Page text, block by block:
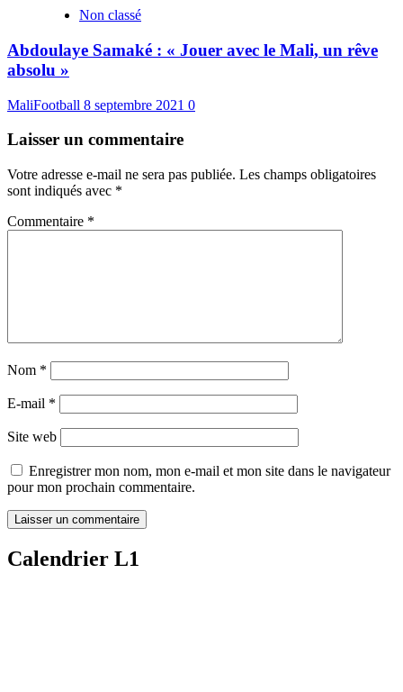
Non classé
Abdoulaye Samaké : « Jouer avec le Mali, un rêve
absolu »
MaliFootball 8 septembre 2021 0
Laisser un commentaire
Votre adresse e-mail ne sera pas publiée. Les champs obligatoires
sont indiqués avec *
Commentaire *
Nom *
E-mail *
Site web
Enregistrer mon nom, mon e-mail et mon site dans le navigateur
pour mon prochain commentaire.
Calendrier L1